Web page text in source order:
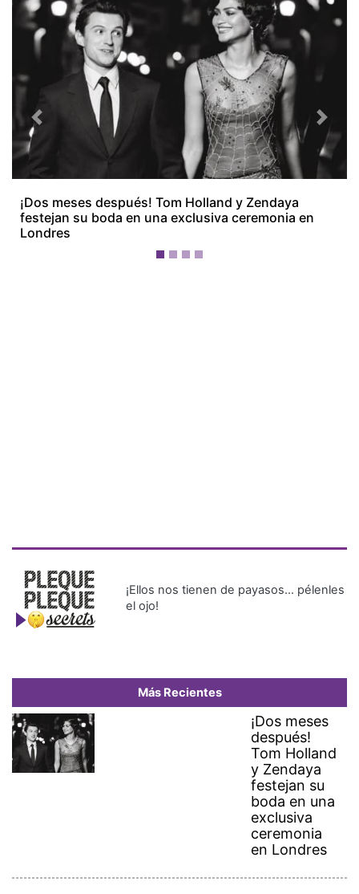
¡Dos meses después! Tom Holland y Zendaya
festejan su boda en una exclusiva ceremonia en
Londres
Previous Next
¡Ellos nos tienen de payasos… pélenles
el ojo!
Más Recientes
¡Dos meses
después!
Tom Holland
y Zendaya
festejan su
boda en una
exclusiva
ceremonia
en Londres